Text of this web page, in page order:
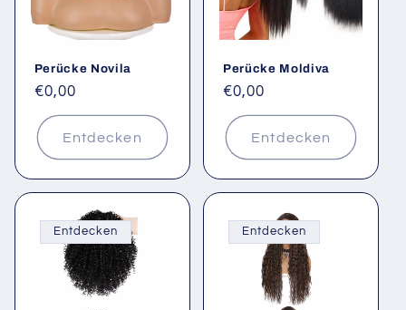
Perücke Novila
Normaler
Preis
€0,00
Entdecken
Perücke Moldiva
Normaler
Preis
€0,00
Entdecken
Entdecken Entdecken